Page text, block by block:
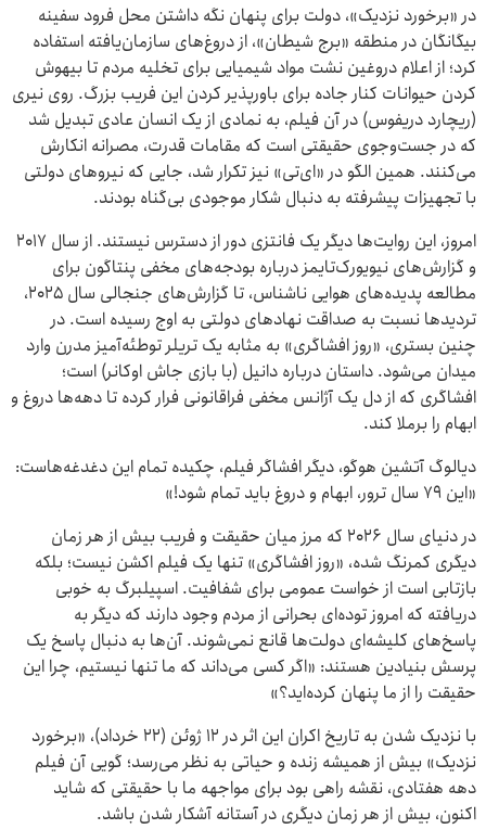
در «برخورد نزدیک»، دولت برای پنهان نگه داشتن محل فرود سفینه
بیگانگان در منطقه «برج شیطان»، از دروغ‌های سازمان‌یافته استفاده
کرد؛ از اعلام دروغین نشت مواد شیمیایی برای تخلیه مردم تا بیهوش
کردن حیوانات کنار جاده برای باورپذیر کردن این فریب بزرگ. روی نیری
(ریچارد دریفوس) در آن فیلم، به نمادی از یک انسان عادی تبدیل شد
که در جست‌وجوی حقیقتی است که مقامات قدرت، مصرانه انکارش
می‌کنند. همین الگو در «ای‌تی» نیز تکرار شد، جایی که نیروهای دولتی
با تجهیزات پیشرفته به دنبال شکار موجودی بی‌گناه بودند.
امروز، این روایت‌ها دیگر یک فانتزی دور از دسترس نیستند. از سال ۲۰۱۷
و گزارش‌های نیویورک‌تایمز درباره بودجه‌های مخفی پنتاگون برای
مطالعه پدیده‌های هوایی ناشناس، تا گزارش‌های جنجالی سال ۲۰۲۵،
تردیدها نسبت به صداقت نهادهای دولتی به اوج رسیده است. در
چنین بستری، «روز افشاگری» به مثابه یک تریلر توطئه‌آمیز مدرن وارد
میدان می‌شود. داستان درباره دانیل (با بازی جاش اوکانر) است؛
افشاگری که از دل یک آژانس مخفی فراقانونی فرار کرده تا دهه‌ها دروغ و
ابهام را برملا کند.
دیالوگ آتشین هوگو، دیگر افشاگر فیلم، چکیده تمام این دغدغه‌هاست:
«این ۷۹ سال ترور، ابهام و دروغ باید تمام شود!»
در دنیای سال ۲۰۲۶ که مرز میان حقیقت و فریب بیش از هر زمان
دیگری کمرنگ شده، «روز افشاگری» تنها یک فیلم اکشن نیست؛ بلکه
بازتابی است از خواست عمومی برای شفافیت. اسپیلبرگ به خوبی
دریافته که امروز توده‌ای بحرانی از مردم وجود دارند که دیگر به
پاسخ‌های کلیشه‌ای دولت‌ها قانع نمی‌شوند. آن‌ها به دنبال پاسخ یک
پرسش بنیادین هستند: «اگر کسی می‌داند که ما تنها نیستیم، چرا این
حقیقت را از ما پنهان کرده‌اید؟»
با نزدیک شدن به تاریخ اکران این اثر در ۱۲ ژوئن (۲۲ خرداد)، «برخورد
نزدیک» بیش از همیشه زنده و حیاتی به نظر می‌رسد؛ گویی آن فیلم
دهه هفتادی، نقشه راهی بود برای مواجهه ما با حقیقتی که شاید
اکنون، بیش از هر زمان دیگری در آستانه آشکار شدن باشد.